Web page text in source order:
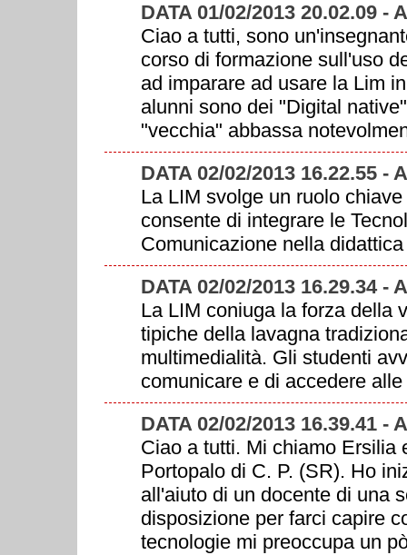
DATA 01/02/2013 20.02.09 -
Ciao a tutti, sono
corso di formazione sull'uso
ad imparare ad usare la Lim
alunni sono dei "Digital
"vecchia" abbassa
DATA 02/02/2013 16.22.55 -
La LIM svolge un ruolo
consente di integrare le
Comunicazione nella
DATA 02/02/2013 16.29.34 -
La LIM coniuga la forza della
tipiche della lavagna
multimedialità. Gli studenti
comunicare e di accedere
DATA 02/02/2013 16.39.41 -
Ciao a tutti. Mi chiamo Ersilia
Portopalo di C. P. (SR). Ho
all'aiuto di un docente di una
disposizione per farci capire
tecnologie mi preoccupa un